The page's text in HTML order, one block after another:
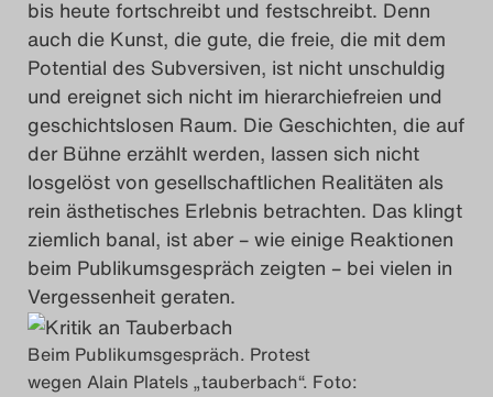
bis heute fortschreibt und festschreibt. Denn
auch die Kunst, die gute, die freie, die mit dem
Potential des Subversiven, ist nicht unschuldig
und ereignet sich nicht im hierarchiefreien und
geschichtslosen Raum. Die Geschichten, die auf
der Bühne erzählt werden, lassen sich nicht
losgelöst von gesellschaftlichen Realitäten als
rein ästhetisches Erlebnis betrachten. Das klingt
ziemlich banal, ist aber – wie einige Reaktionen
beim Publikumsgespräch zeigten – bei vielen in
Vergessenheit geraten.
Beim Publikumsgespräch. Protest
wegen Alain Platels „tauberbach“. Foto: